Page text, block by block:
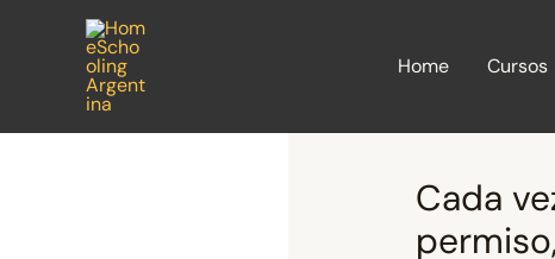
Home Cursos
Cada